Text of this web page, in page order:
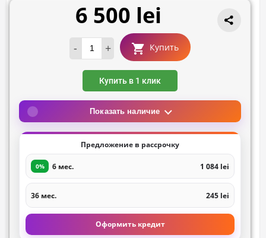
6 500 lei
- + Купить
Купить в 1 клик
Показать наличие
Предложение в рассрочку
0% 6 мес. 1 084 lei
36 мес. 245 lei
Оформить кредит